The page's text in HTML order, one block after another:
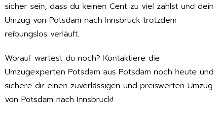
sicher sein, dass du keinen Cent zu viel zahlst und dein
Umzug von Potsdam nach Innsbruck trotzdem
reibungslos verläuft.
Worauf wartest du noch? Kontaktiere die
Umzugexperten Potsdam aus Potsdam noch heute und
sichere dir einen zuverlässigen und preiswerten Umzug
von Potsdam nach Innsbruck!